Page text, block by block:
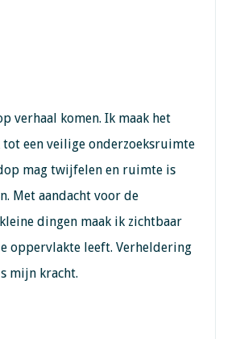
verhaal komen. Ik maak het
tot een veilige onderzoeksruimte
mag twijfelen en ruimte is
Met aandacht voor de
dingen maak ik zichtbaar
oppervlakte leeft. Verheldering
mijn kracht.